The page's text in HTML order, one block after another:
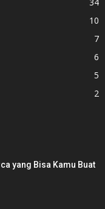
34
10
7
6
5
2
yang Bisa Kamu Buat